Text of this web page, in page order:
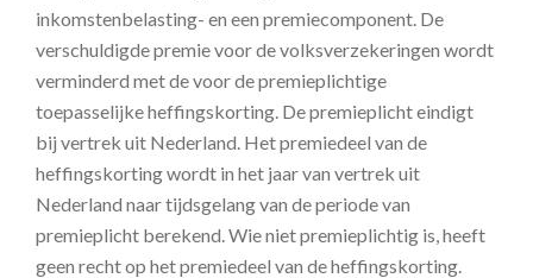
inkomstenbelasting- en een premiecomponent. De
verschuldigde premie voor de volksverzekeringen wordt
verminderd met de voor de premieplichtige
toepasselijke heffingskorting. De premieplicht eindigt
bij vertrek uit Nederland. Het premiedeel van de
heffingskorting wordt in het jaar van vertrek uit
Nederland naar tijdsgelang van de periode van
premieplicht berekend. Wie niet premieplichtig is, heeft
geen recht op het premiedeel van de heffingskorting.